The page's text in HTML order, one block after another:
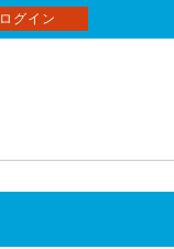
ログイン